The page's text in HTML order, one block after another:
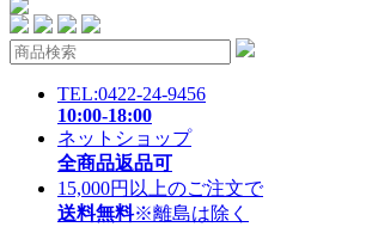
TEL:0422-24-9456
10:00-18:00
ネットショップ
全商品返品可
15,000円以上のご注文で
送料無料※離島は除く